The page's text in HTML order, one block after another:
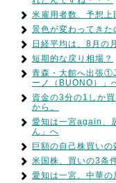
米雇用者数、予想上
景色が変わってきた
日経平均は、8月の
短期的な戻り相場？
青森・大館へ出張
ーノ（BUONO）」
資金の3分の1しか
から。
愛知は一宮again、
ん」へ
巨額の自己株買いの
米国株、買いの3条
愛知は一宮。中華